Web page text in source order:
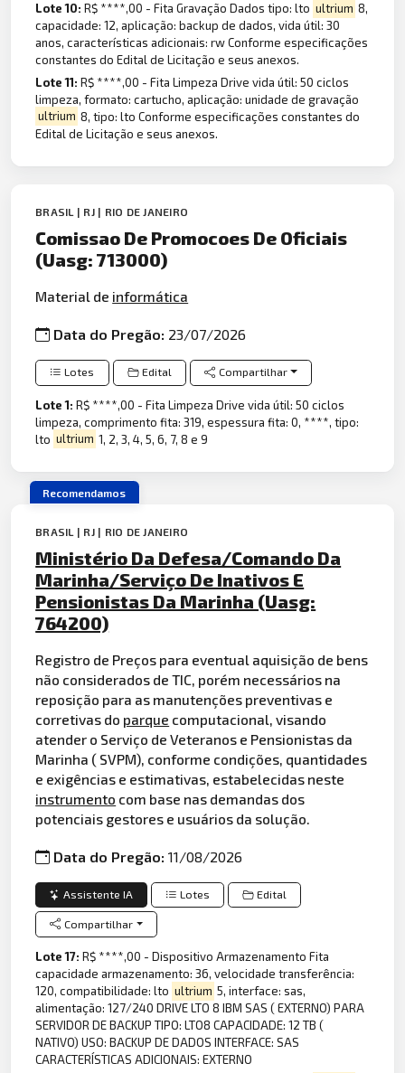
Lote 10:R$ ****,00 - Fita Gravação Dados tipo: lto ultrium 8,
capacidade: 12, aplicação: backup de dados, vida útil: 30
anos, características adicionais: rw Conforme especificações
constantes do Edital de Licitação e seus anexos.
Lote 11:R$ ****,00 - Fita Limpeza Drive vida útil: 50 ciclos
limpeza, formato: cartucho, aplicação: unidade de gravação
ultrium 8, tipo: lto Conforme especificações constantes do
Edital de Licitação e seus anexos.
BRASIL | RJ | RIO DE JANEIRO
Comissao De Promocoes De Oficiais
(Uasg: 713000)
Material de informática
Data do Pregão: 23/07/2026
Lotes Edital Compartilhar
Lote 1:R$ ****,00 - Fita Limpeza Drive vida útil: 50 ciclos
limpeza, comprimento fita: 319, espessura fita: 0, ****, tipo:
lto ultrium 1, 2, 3, 4, 5, 6, 7, 8 e 9
Recomendamos
BRASIL | RJ | RIO DE JANEIRO
Ministério Da Defesa/Comando Da
Marinha/Serviço De Inativos E
Pensionistas Da Marinha (Uasg:
764200)
Registro de Preços para eventual aquisição de bens
não considerados de TIC, porém necessários na
reposição para as manutenções preventivas e
corretivas do parque computacional, visando
atender o Serviço de Veteranos e Pensionistas da
Marinha ( SVPM), conforme condições, quantidades
e exigências e estimativas, estabelecidas neste
instrumento com base nas demandas dos
potenciais gestores e usuários da solução.
Data do Pregão:11/08/2026
Assistente IA Lotes Edital
Compartilhar
Lote 17:R$ ****,00 - Dispositivo Armazenamento Fita
capacidade armazenamento: 36, velocidade transferência:
120, compatibilidade: lto ultrium 5, interface: sas,
alimentação: 127/240 DRIVE LTO 8 IBM SAS ( EXTERNO) PARA
SERVIDOR DE BACKUP TIPO: LTO8 CAPACIDADE: 12 TB (
NATIVO) USO: BACKUP DE DADOS INTERFACE: SAS
CARACTERÍSTICAS ADICIONAIS: EXTERNO